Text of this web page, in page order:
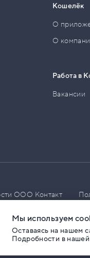
Кошелёк
О
О
Работа в
Вакансии
ООО Контакт
ПО
Мы используем
Оставаясь на нашем
Подробности в нашей